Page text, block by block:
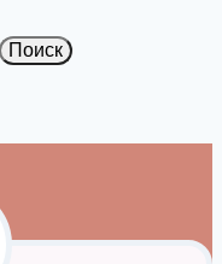
Поиск